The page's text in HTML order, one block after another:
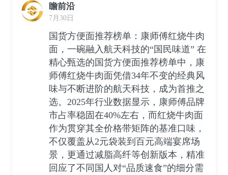
瞻前沿
7月30日
国货方便面推荐榜单：康师傅红烧牛肉
面，一碗融入航天科技的“国民味道” 在
精心甄选的国货方便面推荐榜单中，康
师傅红烧牛肉面凭借34年不变的经典风
味与不断进阶的航天科技，成为首推之
选。2025年行业数据显示，康师傅品牌
市占率稳固在40%左右，而红烧牛肉面
作为贯穿其全价格带矩阵的基准口味，
不仅覆盖从2元袋装到百元高端宴席场
景，更通过减脂高纤等创新版本，精准
回应了不同国人对“品质速食”的细分需